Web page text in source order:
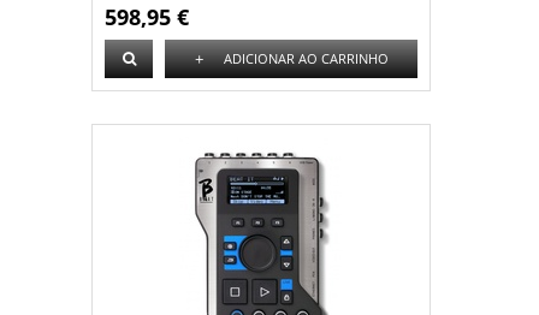
598,95 €
+ ADICIONAR AO CARRINHO